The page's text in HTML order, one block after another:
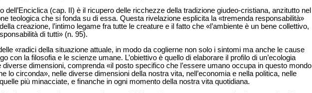
dell’Enciclica (cap. II) è il ricupero delle ricchezze della tradizione giudeo-cristiana, anzitutto nel
teologica che si fonda su di essa. Questa rivelazione esplicita la «tremenda responsabilità»
creazione, l’intimo legame fra tutte le creature e il fatto che «l’ambiente è un bene collettivo,
di tutti» (n. 95).
«radici della situazione attuale, in modo da coglierne non solo i sintomi ma anche le cause
con la filosofia e le scienze umane. L’obiettivo è quello di elaborare il profilo di un’ecologia
dimensioni, comprenda «il posto specifico che l’essere umano occupa in questo mondo
lo circonda», nelle diverse dimensioni della nostra vita, nell’economia e nella politica, nelle
più minacciate, e finanche in ogni momento della nostra vita quotidiana.